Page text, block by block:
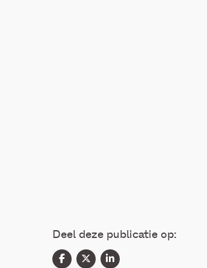
Deel deze publicatie op: